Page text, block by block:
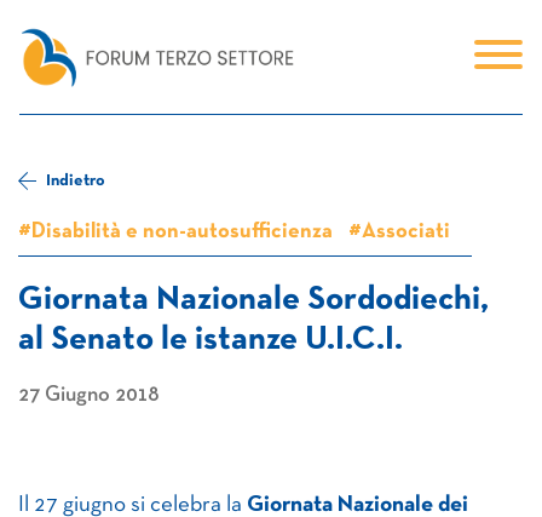
Indietro
#Disabilità e non-autosufficienza #Associati
Giornata Nazionale Sordodiechi,
al Senato le istanze U.I.C.I.
27 Giugno 2018
Il 27 giugno si celebra la Giornata Nazionale dei